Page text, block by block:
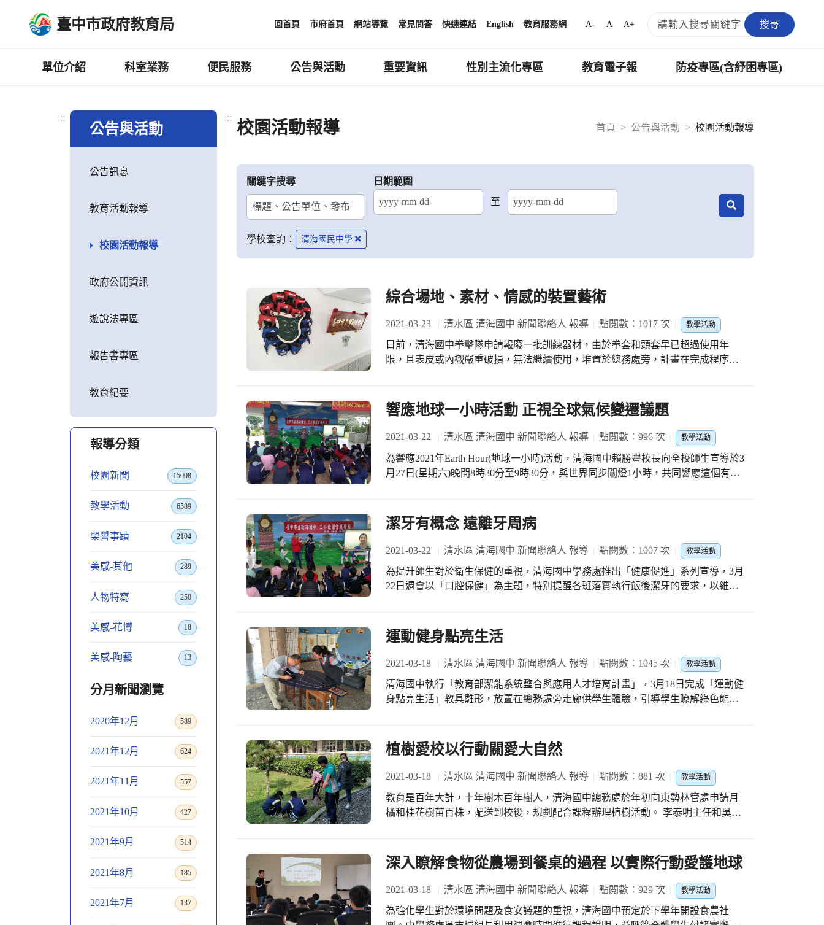
臺中市政府教育局 回首頁 市府首頁 網站導覽 常見問答 快速連結 English 教育服務網 A- A A+ 搜尋
單位介紹 科室業務 便民服務 公告與活動 重要資訊 性別主流化專區 教育電子報 防疫專區(含紓困專區)
:::
公告與活動
公告訊息
教育活動報導
校園活動報導
政府公開資訊
遊說法專區
報告書專區
教育紀要
報導分類
校園新聞 15008
教學活動 6589
榮譽事蹟 2104
美感-其他 289
人物特寫 250
美感-花博 18
美感-陶藝 13
分月新聞瀏覽
2020年12月 589
2021年12月 624
2021年11月 557
2021年10月 427
2021年9月 514
2021年8月 185
2021年7月 137
:::
首頁
公告與活動 校園活動報導
校園活動報導
關鍵字搜尋
日期範圍
至
結束日期
學校查詢： 清海國民中學
綜合場地、素材、情感的裝置藝術
2021-03-23 清水區 清海國中 新聞聯絡人 報導 點閱數：1017 次 教學活動
日前，清海國中拳擊隊申請報廢一批訓練器材，由於拳套和頭套早已超過使用年
限，且表皮或內襯嚴重破損，無法繼續使用，堆置於總務處旁，計畫在完成程序後
拳擊手套裝置藝術設計後，利用課餘時間使用線鋸，將薄木板裁切成拳擊手套形
狀，上色後成為底板。將報廢的拳套和頭套改造和組合，固定於底板上。最後由張
妏儀營養師親自操刀，畫上可愛的臉部表情，產生畫龍點睛的神奇效果。 成品由李
泰明主任協助安裝於拳擊訓練中心匾額旁，裝置藝術上陳列的器材提醒學員繼續加
油，成為校園生活中情感的延伸。這個綜合「場地、素材、情感」的藝術展示，集
合師生創作智慧，演繹出全新意象，內含豐富的精神文化底蘊，相信能激勵學員找
響應地球一小時活動 正視全球氣候變遷議題
2021-03-22 清水區 清海國中 新聞聯絡人 報導 點閱數：996 次 教學活動
為響應2021年Earth Hour(地球一小時)活動，清海國中賴勝豐校長向全校師生宣導於3
月27日(星期六)晚間8時30分至9時30分，與世界同步關燈1小時，共同響應這個有意
識，減少能源消耗，喚起人們以實際行動應對全球暖化的議題。 雖然比起家庭中經
常使用的高耗能電器，如：吹風機、烤箱、冷氣空調和電磁爐…等，電燈的功率實
在小很多，關燈一小時不會節約多少電力。但是藉由實際參與「關燈行動」，可以
引發大家思考「隨手關閉不需要用到的電源」的習慣，也能拯救地球，期盼大家共
同響應。
潔牙有概念 遠離牙周病
2021-03-22 清水區 清海國中 新聞聯絡人 報導 點閱數：1007 次 教學活動
為提升師生對於衛生保健的重視，清海國中學務處推出「健康促進」系列宣導，3月
22日週會以「口腔保健」為主題，特別提醒各班落實執行飯後潔牙的要求，以維護
慣。他提供「貝氏刷牙法」，提醒學生正確刷牙，並於講解後，請學生上台演練，
讓正確刷牙概念能夠深植學生心中。 最後他指出大部分學生都抱怨「5歲就會刷
牙」、「吃完東西常刷牙」、「每天有刷牙」…等，可是還是有滿口蛀牙。可見方
法用錯了，事倍功半。注意潔牙的細節，搭配牙線的使用，牙齒才能刷到徹底清潔
乾淨，並於每半年定期回診檢查，確保口腔健康。
運動健身點亮生活
2021-03-18 清水區 清海國中 新聞聯絡人 報導 點閱數：1045 次 教學活動
清海國中執行「教育部潔能系統整合與應用人才培育計畫」，3月18日完成「運動健
身點亮生活」教具雛形，放置在總務處旁走廊供學生體驗，引導學生瞭解綠色能源
LED燈條觸點，營造「產出電壓越高，點亮LED燈數越多」的神奇效果。吳靜穗組
長延伸李主任的創意，將LED燈條裝飾於熱氣球裝置藝術，在結合集體智慧的腦力
激盪下，創意教具由此誕生。 放學時，路過總務處的師生都好奇地親自體驗，氣喘
吁吁地踩著腳踏車踏板，企圖產出更高電壓，以點亮更多LED燈。相信每位體驗過
人力發電的人，更能領略電力資源的可貴，以及珍惜資源的重要性。
植樹愛校以行動關愛大自然
2021-03-18 清水區 清海國中 新聞聯絡人 報導 點閱數：881 次 教學活動
教育是百年大計，十年樹木百年樹人，清海國中總務處於年初向東勢林管處申請月
橘和桂花樹苗百株，配送到校後，規劃配合課程辦理植樹活動。 李泰明主任和吳靜
任於課程結束前不忘提醒學生「種樹很重要，但養樹更重要」，剛種下的樹苗就像
嬰兒，需要經常性澆水養護，才能提升存活率，希望大家持續關心和養護。相信隨
著學生以實際行動關愛自然，同時心中也種下愛護校園的幼苗。
深入瞭解食物從農場到餐桌的過程 以實際行動愛護地球
2021-03-18 清水區 清海國中 新聞聯絡人 報導 點閱數：929 次 教學活動
為強化學生對於環境問題及食安議題的重視，清海國中預定於下學年開設食農社